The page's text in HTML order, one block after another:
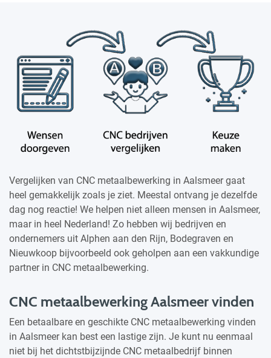
Vergelijken van CNC metaalbewerking in Aalsmeer gaat
heel gemakkelijk zoals je ziet. Meestal ontvang je dezelfde
dag nog reactie! We helpen niet alleen mensen in Aalsmeer,
maar in heel Nederland! Zo hebben wij bedrijven en
ondernemers uit Alphen aan den Rijn, Bodegraven en
Nieuwkoop bijvoorbeeld ook geholpen aan een vakkundige
partner in CNC metaalbewerking.
CNC metaalbewerking Aalsmeer vinden
Een betaalbare en geschikte CNC metaalbewerking vinden
in Aalsmeer kan best een lastige zijn. Je kunt nu eenmaal
niet bij het dichtstbijzijnde CNC metaalbedrijf binnen